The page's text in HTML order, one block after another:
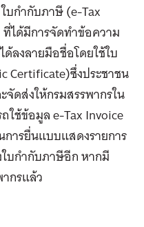
บกำกับภาษี (e-Tax
ได้มีการจัดทำข้อความ
ลงลายมือชื่อโดยใช้ใบ
Certificate)ซึ่งประชาชน
ดส่งให้กรมสรรพากรใน
ใช้ข้อมูล e-Tax Invoice
การยื่นแบบแสดงรายการ
บกำกับภาษีอีก หากมี
กรแล้ว